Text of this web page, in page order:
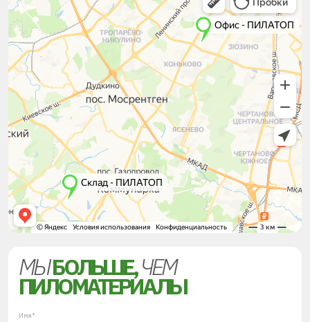
МЫБОЛЬШЕ,ЧЕМ
ПИЛОМАТЕРИАЛЫ
Имя*